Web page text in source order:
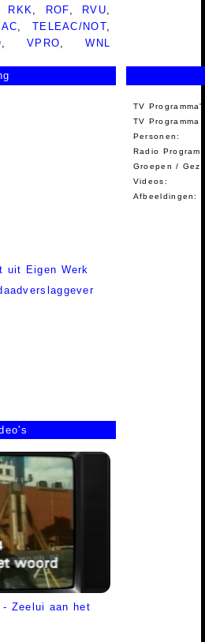
RKK ROF RVU
TELEAC/NOT
,VPRO ,WNL
uit Eigen Werk
TV
TV Programma
Personen:
Radio
Groepen /
Videos:
Afbeeldingen:
- Zeelui aan het